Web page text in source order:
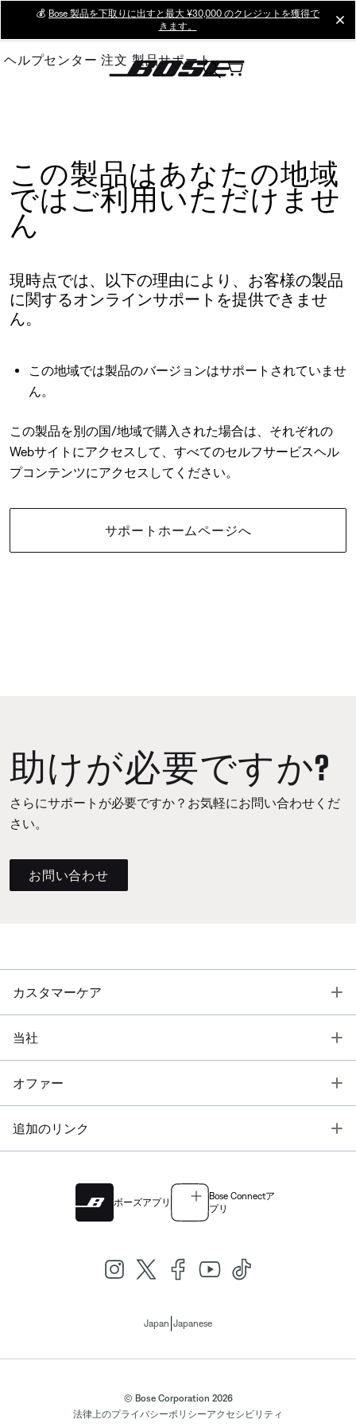
Main
💰 Bose 製品を下取りに出すと最大 ¥30,000 のクレジットを獲得で
きます。
ヘルプセンター 注文 製品サポート
この製品はあなたの地域
ではご利用いただけませ
ん
現時点では、以下の理由により、お客様の製品
に関するオンラインサポートを提供できませ
ん。
この地域では製品のバージョンはサポートされていませ
ん。
この製品を別の国/地域で購入された場合は、それぞれの
Webサイトにアクセスして、すべてのセルフサービスヘル
プコンテンツにアクセスしてください。
サポートホームページへ
助けが必要ですか?
さらにサポートが必要ですか？お気軽にお問い合わせくだ
さい。
お問い合わせ
カスタマーケア
当社
オファー
追加のリンク
ボーズアプリ
Bose Connectア
プリ
Japan Japanese
© Bose Corporation 2026
法律上のプライバシーポリシーアクセシビリティ